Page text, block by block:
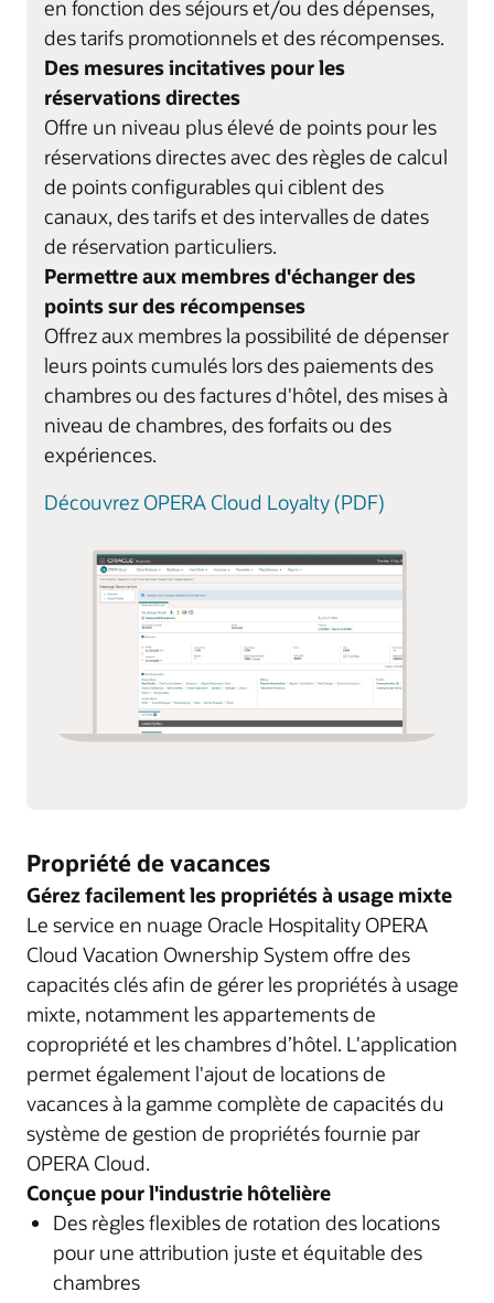
en fonction des séjours et/ou des dépenses,
des tarifs promotionnels et des récompenses.
Des mesures incitatives pour les
réservations directes
Offre un niveau plus élevé de points pour les
réservations directes avec des règles de calcul
de points configurables qui ciblent des
canaux, des tarifs et des intervalles de dates
de réservation particuliers.
Permettre aux membres d'échanger des
points sur des récompenses
Offrez aux membres la possibilité de dépenser
leurs points cumulés lors des paiements des
chambres ou des factures d'hôtel, des mises à
niveau de chambres, des forfaits ou des
expériences.
Découvrez OPERA Cloud Loyalty (PDF)
Propriété de vacances
Gérez facilement les propriétés à usage mixte
Le service en nuage Oracle Hospitality OPERA
Cloud Vacation Ownership System offre des
capacités clés afin de gérer les propriétés à usage
mixte, notamment les appartements de
copropriété et les chambres d’hôtel. L'application
permet également l'ajout de locations de
vacances à la gamme complète de capacités du
système de gestion de propriétés fournie par
OPERA Cloud.
Conçue pour l'industrie hôtelière
Des règles flexibles de rotation des locations
pour une attribution juste et équitable des
chambres